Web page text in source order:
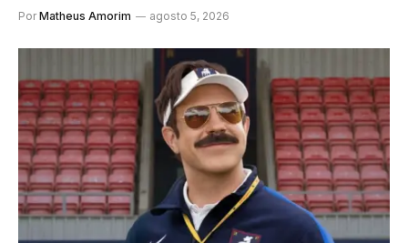
Por Matheus Amorim agosto 5, 2026